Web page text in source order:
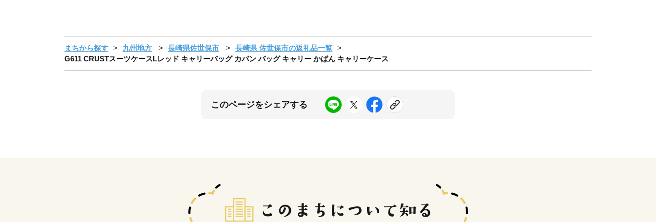
まちから探す 九州地方 長崎県佐世保市
長崎県 佐世保市の返礼品一覧
G611 CRUSTスーツケースLレッド キャリーバッグ カバン バッグ キャリー かばん キャリーケース
このページをシェアする